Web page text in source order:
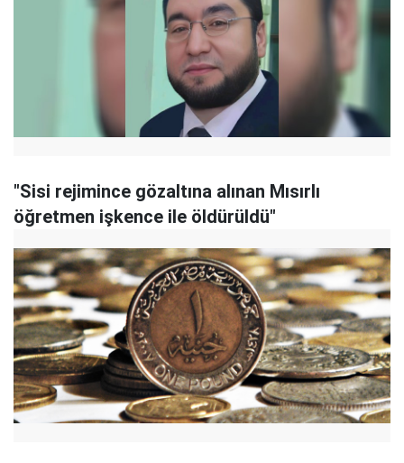
"Sisi rejimince gözaltına alınan Mısırlı
öğretmen işkence ile öldürüldü"